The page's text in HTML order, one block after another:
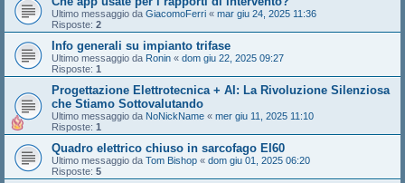
Ultimo messaggio da GiacomoFerri « mar giu 24, 2025 11:36
Risposte: 2
Info generali su impianto trifase
Ultimo messaggio da Ronin « dom giu 22, 2025 09:27
Risposte: 1
Progettazione Elettrotecnica + AI: La Rivoluzione Silenziosa
che Stiamo Sottovalutando
Ultimo messaggio da NoNickName « mer giu 11, 2025 11:10
Risposte: 1
Quadro elettrico chiuso in sarcofago EI60
Ultimo messaggio da Tom Bishop « dom giu 01, 2025 06:20
Risposte: 5